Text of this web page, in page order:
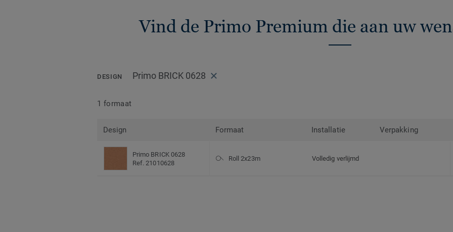
Vind de Primo Premium die aan uw
DESIGN Primo BRICK 0628
1 formaat
Design Formaat Installatie Verpakking
Primo BRICK 0628
Ref. 21010628
Roll 2x23m Volledig verlijmd